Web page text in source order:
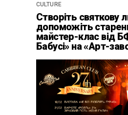
CULTURE
Створіть святкову
допоможіть
майстер-клас від
Бабусі» на «Арт-